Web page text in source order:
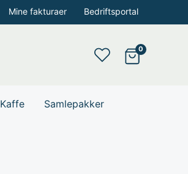
Mine fakturaer Bedriftsportal
Kaffe Samlepakker